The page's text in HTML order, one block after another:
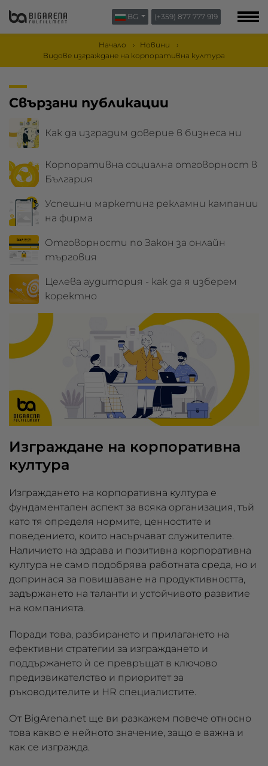
BG (+359) 877 777 919
ЗА НАС
КОНТАКТИ
Начало
Новини
Видове изграждане на корпоративна култура
Свързани публикации
Как да изградим доверие в бизнеса ни
Корпоративна социална отговорност в
България
Успешни маркетинг рекламни кампании
на фирма
Отговорности по Закон за онлайн
търговия
Целева аудитория - как да я изберем
коректно
Изграждане на корпоративна
култура
Изграждането на корпоративна култура е
фундаментален аспект за всяка организация, тъй
като тя определя нормите, ценностите и
поведението, които насърчават служителите.
Наличието на здрава и позитивна корпоративна
култура не само подобрява работната среда, но и
допринася за повишаване на продуктивността,
задържането на таланти и устойчивото развитие
на компанията.
Поради това, разбирането и прилагането на
ефективни стратегии за изграждането и
поддържането ѝ се превръщат в ключово
предизвикателство и приоритет за
ръководителите и HR специалистите.
От BigArena.net ще ви разкажем повече относно
това какво е нейното значение, защо е важна и
как се изгражда.